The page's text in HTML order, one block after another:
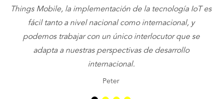
Things Mobile, la implementación de la tecnología IoT es
fácil tanto a nivel nacional como internacional, y
podemos trabajar con un único interlocutor que se
adapta a nuestras perspectivas de desarrollo
internacional.
Peter